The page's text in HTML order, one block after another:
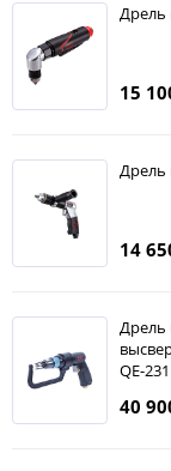
Дрель
15
Дрель
14
Дрель
QE-231
40